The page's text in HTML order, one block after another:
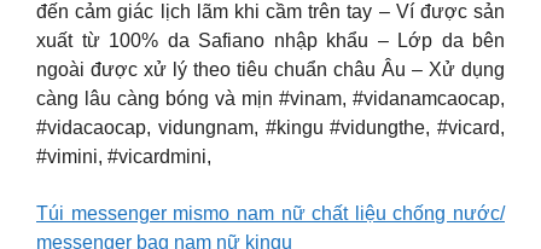
đến cảm giác lịch lãm khi cầm trên tay – Ví được sản
xuất từ 100% da Safiano nhập khẩu – Lớp da bên
ngoài được xử lý theo tiêu chuẩn châu Âu – Xử dụng
càng lâu càng bóng và mịn #vinam, #vidanamcaocap,
#vidacaocap, vidungnam, #kingu #vidungthe, #vicard,
#vimini, #vicardmini,
Túi messenger mismo nam nữ chất liệu chống nước/
messenger bag nam nữ kingu